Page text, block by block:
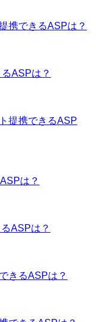
携できるASPは？
ASPは？
提携できるASP
は？
ASPは？
きるASPは？